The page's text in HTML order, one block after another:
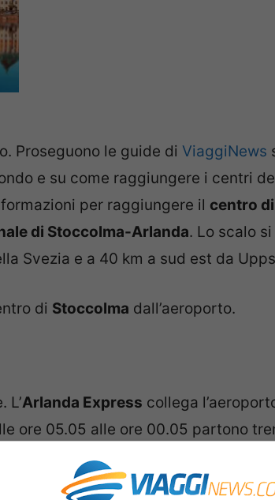
Proseguono le guide di ViaggiNews
e su come raggiungere i centri
per raggiungere il centro di
di Stoccolma-Arlanda. Lo scalo
Svezia e a 40 km a sud est da
di Stoccolma dall’aeroporto.
L’Arlanda Express collega
ore 05.05 alle ore 00.05 partono
durata del tragitto è di
di 30 euro. I pensionati, gli studenti